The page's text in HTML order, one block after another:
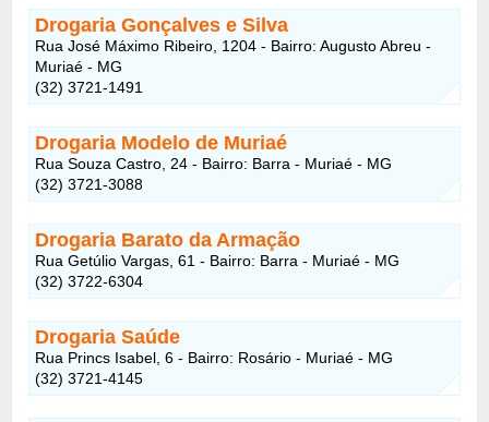
Drogaria Gonçalves e Silva
Rua José Máximo Ribeiro, 1204 - Bairro: Augusto Abreu -
Muriaé - MG
(32) 3721-1491
Drogaria Modelo de Muriaé
Rua Souza Castro, 24 - Bairro: Barra - Muriaé - MG
(32) 3721-3088
Drogaria Barato da Armação
Rua Getúlio Vargas, 61 - Bairro: Barra - Muriaé - MG
(32) 3722-6304
Drogaria Saúde
Rua Princs Isabel, 6 - Bairro: Rosário - Muriaé - MG
(32) 3721-4145